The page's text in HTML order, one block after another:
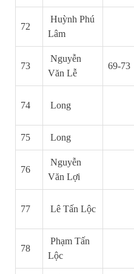
72
Huỳnh Phú
Lâm
73
Nguyễn
Văn Lễ
69-73
74 Long
75 Long
76
Nguyễn
Văn Lợi
77 Lê Tấn Lộc
78
Phạm Tấn
Lộc